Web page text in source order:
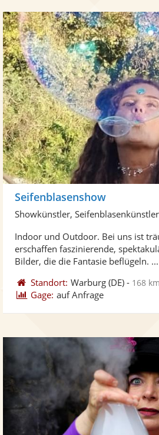
Seifenblasenshow
Showkünstler, Seifenblasenkünstler
Indoor und Outdoor. Bei uns ist
erschaffen faszinierende,
Bilder, die die Fantasie beflügeln. ...
Standort: Warburg (DE) - 168
Gage: auf Anfrage